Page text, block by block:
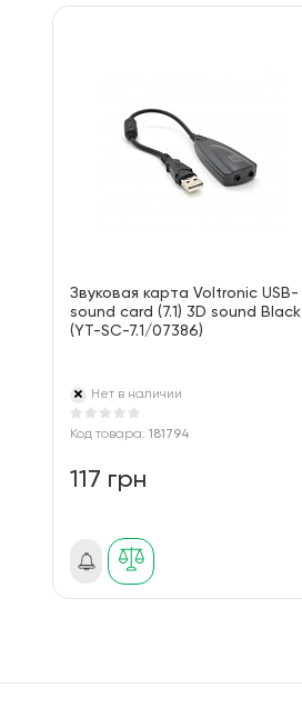
Звуковая карта Voltronic USB-
sound card (7.1) 3D sound Black
(YT-SC-7.1/07386)
Нет в наличии
Код товара: 181794
117 грн